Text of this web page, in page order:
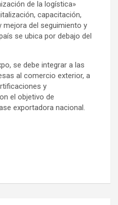
de la logística»
capacitación,
del seguimiento y
se ubica por debajo del
se debe integrar a las
al comercio exterior, a
y
el objetivo de
exportadora nacional.